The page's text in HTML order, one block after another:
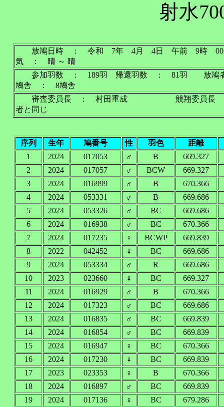
射水
放鳩日時 ： 令和 7年 4月 4日 午前
気 ： 晴 ～ 晴
参加羽数 ： 189羽 帰還羽数 ： 81羽 放鳩者
鳩舎 ： 8鳩舎
審査委員長 ： 村田重成 競翔委員長
者と同じ
序列 生年 鳩番号 性 羽色
距離
1
2024 017053 ♂ B
669.327
2
2024 017057 ♂ BCW
669.327
3
2024 016999 ♂ B
670.366
4
2024 053331 ♂ B
669.686
5
2024 053326 ♂ BC
669.686
6
2024 016938 ♂ BC
670.366
7
2024 017235 ♀ BCWP
669.839
8
2022 042452 ♀ BC
669.686
9
2024 053334 ♂ R
669.686
10
2023 023660 ♀ BC
669.327
11
2024 016929 ♂ B
670.366
12
2024 017323 ♂ BC
669.686
13
2024 016835 ♂ BC
669.839
14
2024 016854 ♂ BC
669.839
15
2024 016947 ♀ BC
670.366
16
2024 017230 ♀ BC
669.839
17
2023 023353 ♀ B
670.366
18
2024 016897 ♂ BC
669.839
19
2024 017136 ♀ BC
679.286